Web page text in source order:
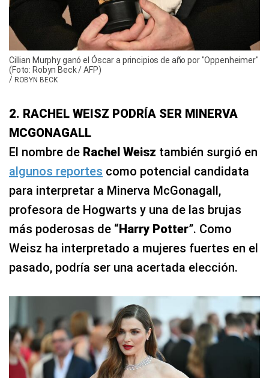
Cillian Murphy ganó el Óscar a principios de año por "Oppenheimer"
(Foto: Robyn Beck / AFP)
/ ROBYN BECK
2. RACHEL WEISZ PODRÍA SER MINERVA
MCGONAGALL
El nombre de Rachel Weisz también surgió en
algunos reportes como potencial candidata
para interpretar a Minerva McGonagall,
profesora de Hogwarts y una de las brujas
más poderosas de “Harry Potter”. Como
Weisz ha interpretado a mujeres fuertes en el
pasado, podría ser una acertada elección.